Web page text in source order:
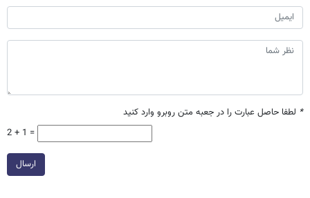
* لطفا حاصل عبارت را در جعبه متن روبرو وارد کنید
2 + 1 =
ارسال